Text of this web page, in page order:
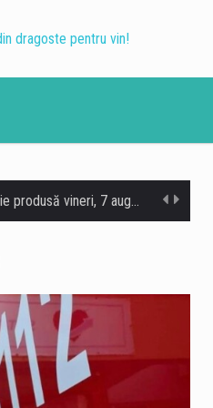
O avarie produsă vineri, 7 august, la magistrala de alimentare cu apă cu diametrul de 600 de milimetri, în stațiunea Mamaia, în zona Hotelului Piccadilly, afectează alimentarea cu apă în mai multe zone din nordul litoralului. Pentru efectuarea lucrărilor de reparații, echipele RAJA Constanța au fost nevoite să sisteze furnizarea apei potabile în intervalul 19.30 – 02.00. Vor fi afectați consumatorii din zona delimitată de Summerland și Ecluza Năvodari, respectiv cei din Mamaia Sat, Mamaia Nord, zona Tabăra de Copii Năvodari, Depozit 10, UM – Bateria de Coastă, Ecluza Năvodari și SP Midia – Stația de Interconectare Năvodari. Inițial, echipele…